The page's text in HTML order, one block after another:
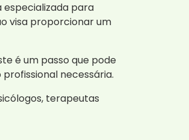
para
visa proporcionar um
é um passo que pode
necessária.
terapeutas